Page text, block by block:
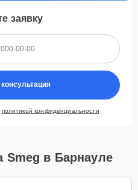
заявку
политикой конфиденциальности
Smeg в Барнауле